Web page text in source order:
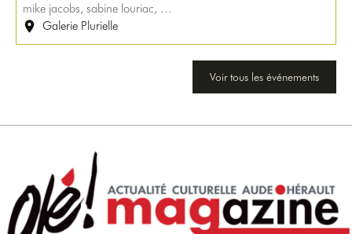
mike jacobs, sabine louriac, …
Galerie Plurielle
Voir tous les événements